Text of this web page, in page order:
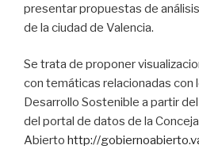
presentar propuestas de
de la ciudad de Valencia.
Se trata de proponer
con temáticas relacionadas con
Desarrollo Sostenible a partir
del portal de datos de la
Abierto http://